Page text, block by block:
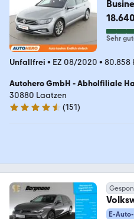
Sehr
Unfallfrei • EZ 08/2020 • 80.858
Autohero GmbH - Abholfiliale
30880 Laatzen
4.7 Sterne
(151)
E-